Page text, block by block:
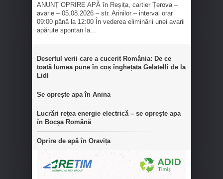
ANUNȚ OPRIRE APĂ în Reșița, cartier Țerova –
avarie – 05.08.2026 – str. Arinilor – interval orar
09:00 până la 12:00 În vederea eliminării unei avarii
apărute spontan la...
Desertul verii care a cucerit România: De ce
toată lumea pune în coș înghețata Gelatelli de la
Lidl
Se oprește apa în Anina
Lucrări rețea energie electrică – se oprește apa
în Bocșa Română
Oprire de apă în Oravița